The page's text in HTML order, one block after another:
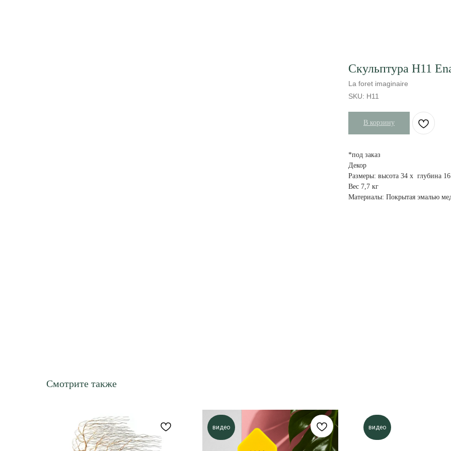
Скульптура H11
La foret imaginaire
SKU: H11
В корзину
*под заказ
Декор
Размеры: высота 34 x глубина
Вес 7,7 кг
Материалы: Покрытая эмалью
Смотрите также
видео видео